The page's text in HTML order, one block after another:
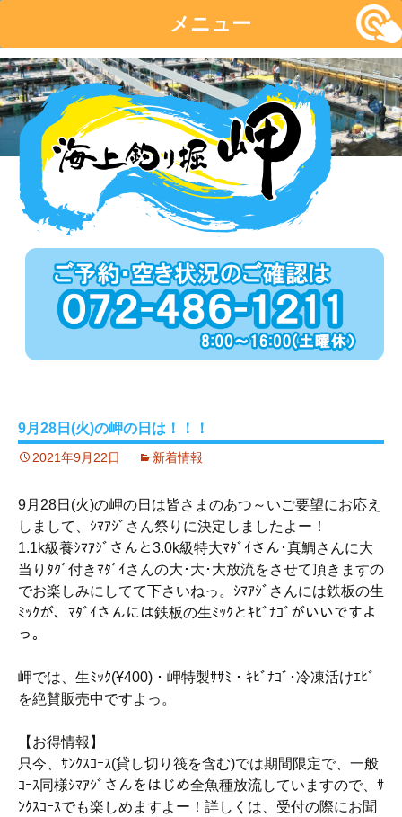
メニュー
コ
ン
テ
ン
9月28日(火)の岬の日は！！！
2021年9月22日 新着情報
9月28日(火)の岬の日は皆さまのあつ～いご要望にお応え
しまして、ｼﾏｱｼﾞさん祭りに決定しましたよー！
1.1k級養ｼﾏｱｼﾞさんと3.0k級特大ﾏﾀﾞｲさん･真鯛さんに大
当りﾀｸﾞ付きﾏﾀﾞｲさんの大･大･大放流をさせて頂きますの
でお楽しみにしてて下さいねっ。ｼﾏｱｼﾞさんには鉄板の生
ﾐｯｸが、ﾏﾀﾞｲさんには鉄板の生ﾐｯｸとｷﾋﾞﾅｺﾞがいいですよ
っ。
岬では、生ﾐｯｸ(¥400)・岬特製ｻｻﾐ・ｷﾋﾞﾅｺﾞ･冷凍活けｴﾋﾞ
を絶賛販売中ですよっ。
【お得情報】
只今、ｻﾝｸｽｺｰｽ(貸し切り筏を含む)では期間限定で、一般
ｺｰｽ同様ｼﾏｱｼﾞさんをはじめ全魚種放流していますので、ｻ
ﾝｸｽｺｰｽでも楽しめますよー！詳しくは、受付の際にお聞